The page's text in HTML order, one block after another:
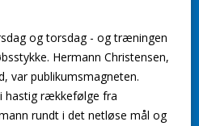
og torsdag - og træningen
Hermann Christensen,
var publikumsmagneten.
hastig rækkefølge fra
rundt i det netløse mål og